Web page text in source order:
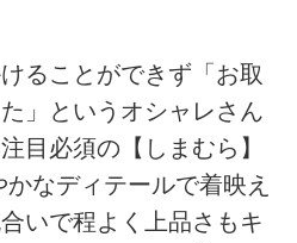
ることができず「お取
」というオシャレさん
目必須の【しまむら】
なディテールで着映え
いで程よく上品さもキ